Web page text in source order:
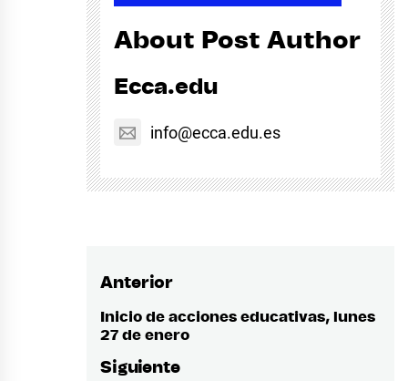
About Post Author
Ecca.edu
info@ecca.edu.es
Navegación
de
Anterior
Entrada
anterior:
Inicio de acciones educativas, lunes
27 de enero
Siguiente